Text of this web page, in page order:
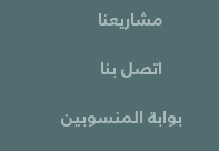
مشاريعنا
اتصل بنا
بوابة المنسوبين